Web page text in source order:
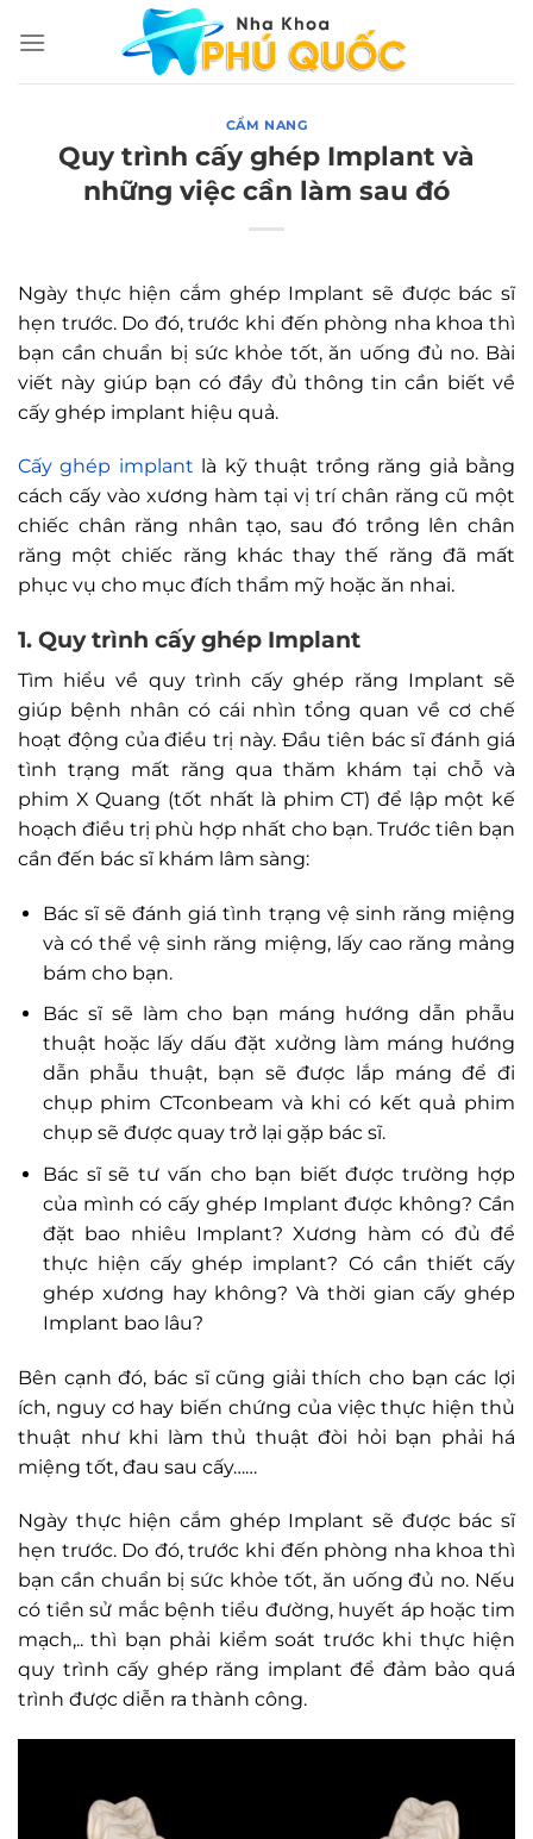
đến
CẨM NANG
Quy trình cấy ghép Implant và
những việc cần làm sau đó
Ngày thực hiện cắm ghép Implant sẽ được bác sĩ
hẹn trước. Do đó, trước khi đến phòng nha khoa thì
bạn cần chuẩn bị sức khỏe tốt, ăn uống đủ no. Bài
viết này giúp bạn có đầy đủ thông tin cần biết về
cấy ghép implant hiệu quả.
Cấy ghép implant là kỹ thuật trồng răng giả bằng
cách cấy vào xương hàm tại vị trí chân răng cũ một
chiếc chân răng nhân tạo, sau đó trồng lên chân
răng một chiếc răng khác thay thế răng đã mất
phục vụ cho mục đích thẩm mỹ hoặc ăn nhai.
1. Quy trình cấy ghép Implant
Tìm hiểu về quy trình cấy ghép răng Implant sẽ
giúp bệnh nhân có cái nhìn tổng quan về cơ chế
hoạt động của điều trị này. Đầu tiên bác sĩ đánh giá
tình trạng mất răng qua thăm khám tại chỗ và
phim X Quang (tốt nhất là phim CT) để lập một kế
hoạch điều trị phù hợp nhất cho bạn. Trước tiên bạn
cần đến bác sĩ khám lâm sàng:
Bác sĩ sẽ đánh giá tình trạng vệ sinh răng miệng
và có thể vệ sinh răng miệng, lấy cao răng mảng
bám cho bạn.
Bác sĩ sẽ làm cho bạn máng hướng dẫn phẫu
thuật hoặc lấy dấu đặt xưởng làm máng hướng
dẫn phẫu thuật, bạn sẽ được lắp máng để đi
chụp phim CTconbeam và khi có kết quả phim
chụp sẽ được quay trở lại gặp bác sĩ.
Bác sĩ sẽ tư vấn cho bạn biết được trường hợp
của mình có cấy ghép Implant được không? Cần
đặt bao nhiêu Implant? Xương hàm có đủ để
thực hiện cấy ghép implant? Có cần thiết cấy
ghép xương hay không? Và thời gian cấy ghép
Implant bao lâu?
Bên cạnh đó, bác sĩ cũng giải thích cho bạn các lợi
ích, nguy cơ hay biến chứng của việc thực hiện thủ
thuật như khi làm thủ thuật đòi hỏi bạn phải há
miệng tốt, đau sau cấy……
Ngày thực hiện cắm ghép Implant sẽ được bác sĩ
hẹn trước. Do đó, trước khi đến phòng nha khoa thì
bạn cần chuẩn bị sức khỏe tốt, ăn uống đủ no. Nếu
có tiền sử mắc bệnh tiểu đường, huyết áp hoặc tim
mạch,.. thì bạn phải kiểm soát trước khi thực hiện
quy trình cấy ghép răng implant để đảm bảo quá
trình được diễn ra thành công.